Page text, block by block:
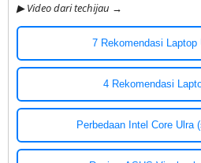
▶ Video dari techijau →
7 Rekomendasi Laptop
4 Rekomendasi
Perbedaan Intel Core Ulra